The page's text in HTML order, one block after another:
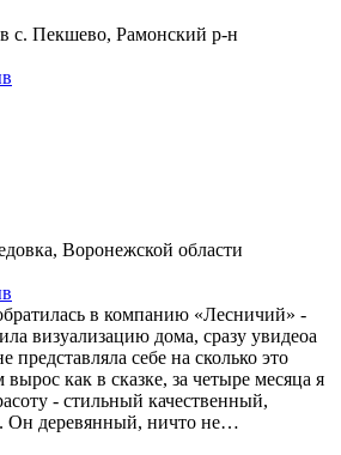
с. Пекшево, Рамонский р-н
Воронежской области
в компанию «Лесничий» -
визуализацию дома, сразу увидеоа
представляла себе на сколько это
как в сказке, за четыре месяца я
- стильный качественный,
Он деревянный, ничто не…